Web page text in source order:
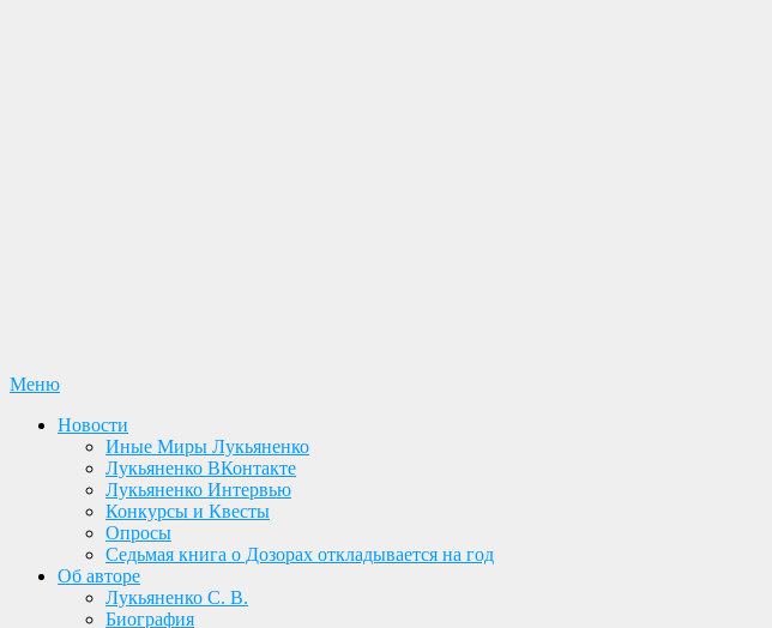
Перейти
содержимому
Меню
Новости
Иные Миры Лукьяненко
Лукьяненко ВКонтакте
Лукьяненко Интервью
Конкурсы и Квесты
Опросы
Седьмая книга о Дозорах откладывается на год
Об авторе
Лукьяненко С. В.
Биография